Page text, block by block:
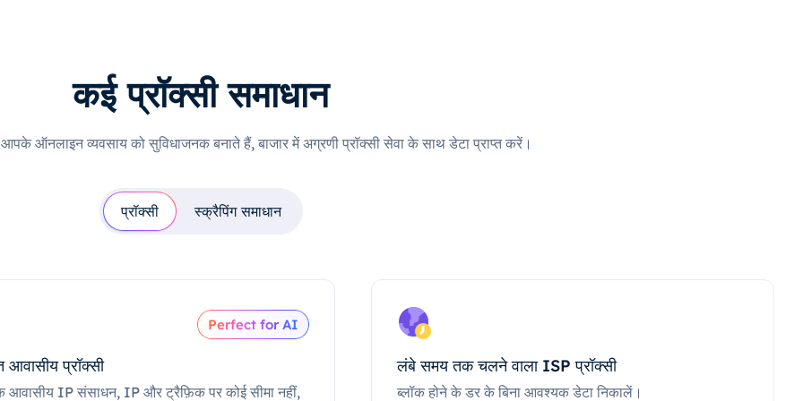
कई प्रॉक्सी समाधान
आपके ऑनलाइन व्यवसाय को सुविधाजनक बनाते हैं, बाजार में अग्रणी प्रॉक्सी सेवा के साथ डेटा प्राप्त करें।
प्रॉक्सी स्क्रैपिंग समाधान
Perfect for AI
आवासीय प्रॉक्सी
आवासीय IP संसाधन, IP और ट्रैफ़िक पर कोई सीमा नहीं,
लंबे समय तक चलने वाला ISP प्रॉक्सी
ब्लॉक होने के डर के बिना आवश्यक डेटा निकालें।